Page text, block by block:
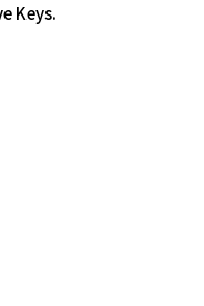
Keys.